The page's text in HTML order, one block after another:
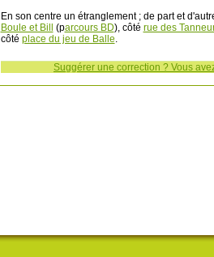
En son centre un étranglement ; de part et
Boule et Bill
(parcours BD), côté rue des
côté place du jeu de Balle.
Suggérer une correction ? Vous